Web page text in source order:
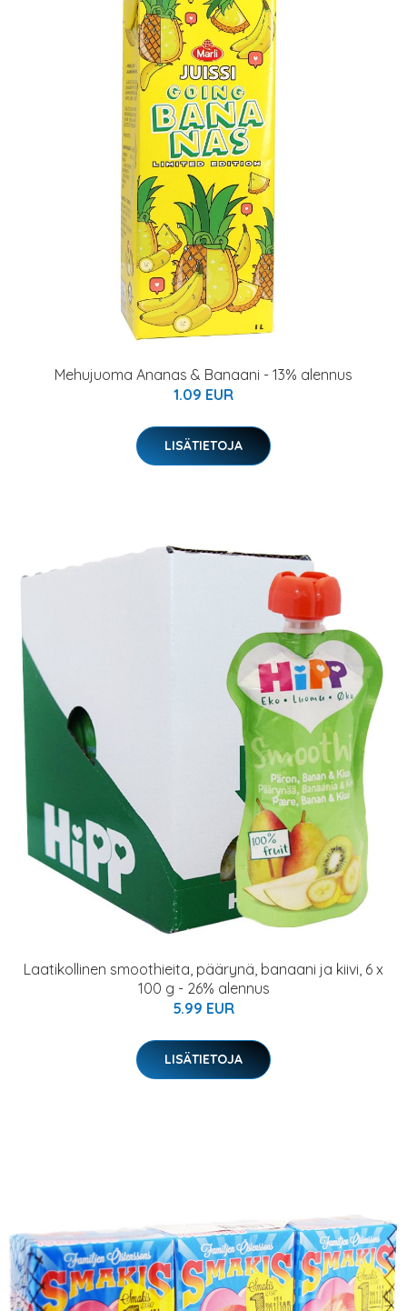
Mehujuoma Ananas & Banaani - 13% alennus
1.09 EUR
LISÄTIETOJA
Laatikollinen smoothieita, päärynä, banaani ja kiivi, 6 x
100 g - 26% alennus
5.99 EUR
LISÄTIETOJA